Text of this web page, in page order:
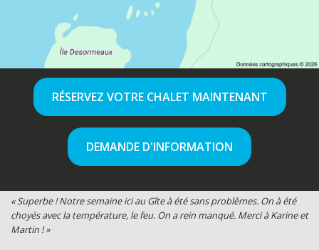
RÉSERVEZ VOTRE CHALET MAINTENANT
DEMANDE D'INFORMATION
« Superbe ! Notre semaine ici au Gîte à été sans problèmes. On à été
choyés avec la température, le feu. On a rein manqué. Merci à Karine et
Martin ! »